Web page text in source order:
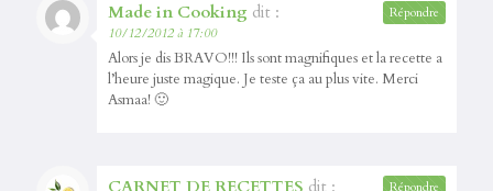
Made in Cooking dit :
10/12/2012 à 17:00
Alors je dis BRAVO!!! Ils sont magnifiques et la recette a
l’heure juste magique. Je teste ça au plus vite. Merci
Asmaa! 🙂
Répondre
Répondre